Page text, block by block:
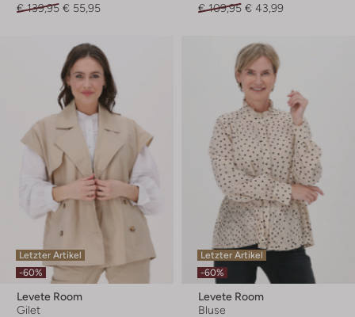
€ 139,95 € 55,95
€ 109,95 € 43,99
Letzter Artikel
-60%
Levete Room
Gilet
Letzter Artikel
-60%
Levete Room
Bluse